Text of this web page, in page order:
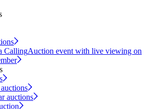
CallingAuction event with live viewing on
auctions